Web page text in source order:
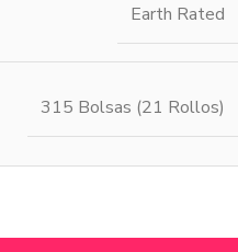
Earth Rated
315 Bolsas (21 Rollos)